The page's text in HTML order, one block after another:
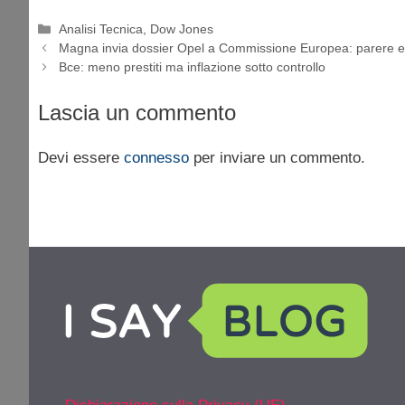
Categorie
Analisi Tecnica
Dow Jones
Magna invia dossier Opel a Commissione Europea: parere
Bce: meno prestiti ma inflazione sotto controllo
Lascia un commento
Devi essere connesso per inviare un commento.